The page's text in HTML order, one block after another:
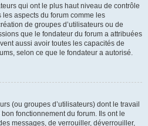
qui ont le plus haut niveau de contrôle
aspects du forum comme les
de groupes d’utilisateurs ou de
que le fondateur du forum a attribuées
aussi avoir toutes les capacités de
selon ce que le fondateur a autorisé.
(ou groupes d’utilisateurs) dont le travail
fonctionnement du forum. Ils ont le
messages, de verrouiller, déverrouiller,